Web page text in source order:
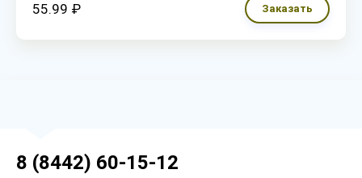
55.99 ₽ Заказать
8 (8442) 60-15-12